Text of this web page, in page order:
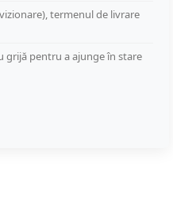
termenul de livrare
grijă pentru a ajunge în stare